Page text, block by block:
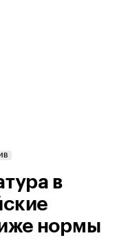
в
нормы